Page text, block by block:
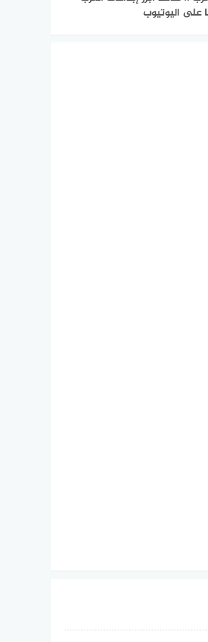
على اليوتيوب